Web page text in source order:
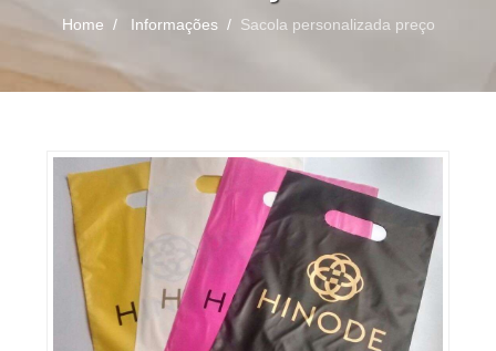
Home Informações Sacola personalizada preço